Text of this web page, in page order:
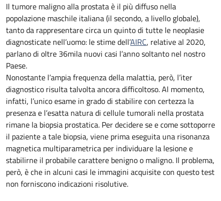
Il tumore maligno alla prostata è il più diffuso nella
popolazione maschile italiana (il secondo, a livello globale),
tanto da rappresentare circa un quinto di tutte le neoplasie
diagnosticate nell’uomo: le stime dell’AIRC, relative al 2020,
parlano di oltre 36mila nuovi casi l’anno soltanto nel nostro
Paese.
Nonostante l’ampia frequenza della malattia, però, l’iter
diagnostico risulta talvolta ancora difficoltoso. Al momento,
infatti, l’unico esame in grado di stabilire con certezza la
presenza e l’esatta natura di cellule tumorali nella prostata
rimane la biopsia prostatica. Per decidere se e come sottoporre
il paziente a tale biopsia, viene prima eseguita una risonanza
magnetica multiparametrica per individuare la lesione e
stabilirne il probabile carattere benigno o maligno. Il problema,
però, è che in alcuni casi le immagini acquisite con questo test
non forniscono indicazioni risolutive.